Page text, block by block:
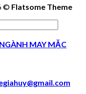
© Flatsome Theme
MAY MẶC